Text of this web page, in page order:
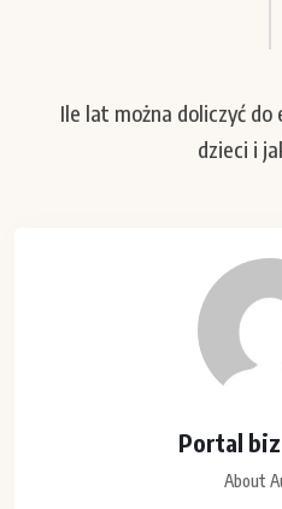
Ile lat można doliczyć do
dzieci i
Portal
About